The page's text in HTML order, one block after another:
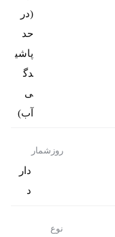
(در
حد
پاشی
دگ
ی
آب)
روزشمار
دار
د
نوع